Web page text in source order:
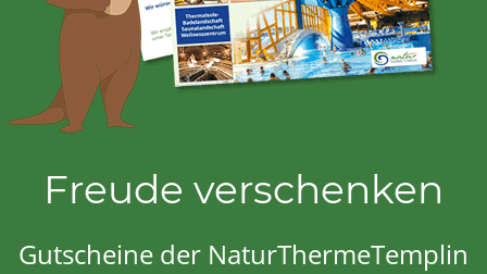
Freude verschenken
Gutscheine der NaturThermeTemplin